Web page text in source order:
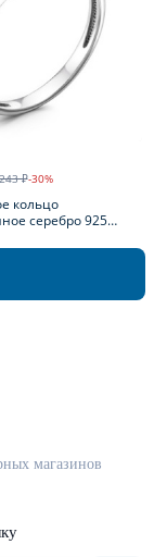
₽-30%
кольцо
серебро 925
магазинов